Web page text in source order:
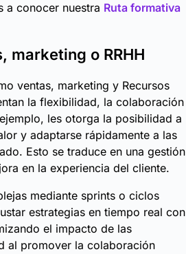
a conocer nuestra Ruta formativa
marketing o RRHH
ventas, marketing y Recursos
la flexibilidad, la colaboración
les otorga la posibilidad a
y adaptarse rápidamente a las
Esto se traduce en una gestión
en la experiencia del cliente.
mediante sprints o ciclos
estrategias en tiempo real con
el impacto de las
al promover la colaboración